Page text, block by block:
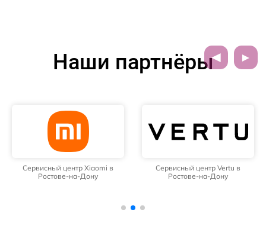
Наши партнёры
Сервисный центр Xiaomi в
Ростове-на-Дону
Сервисный центр Vertu в
Ростове-на-Дону